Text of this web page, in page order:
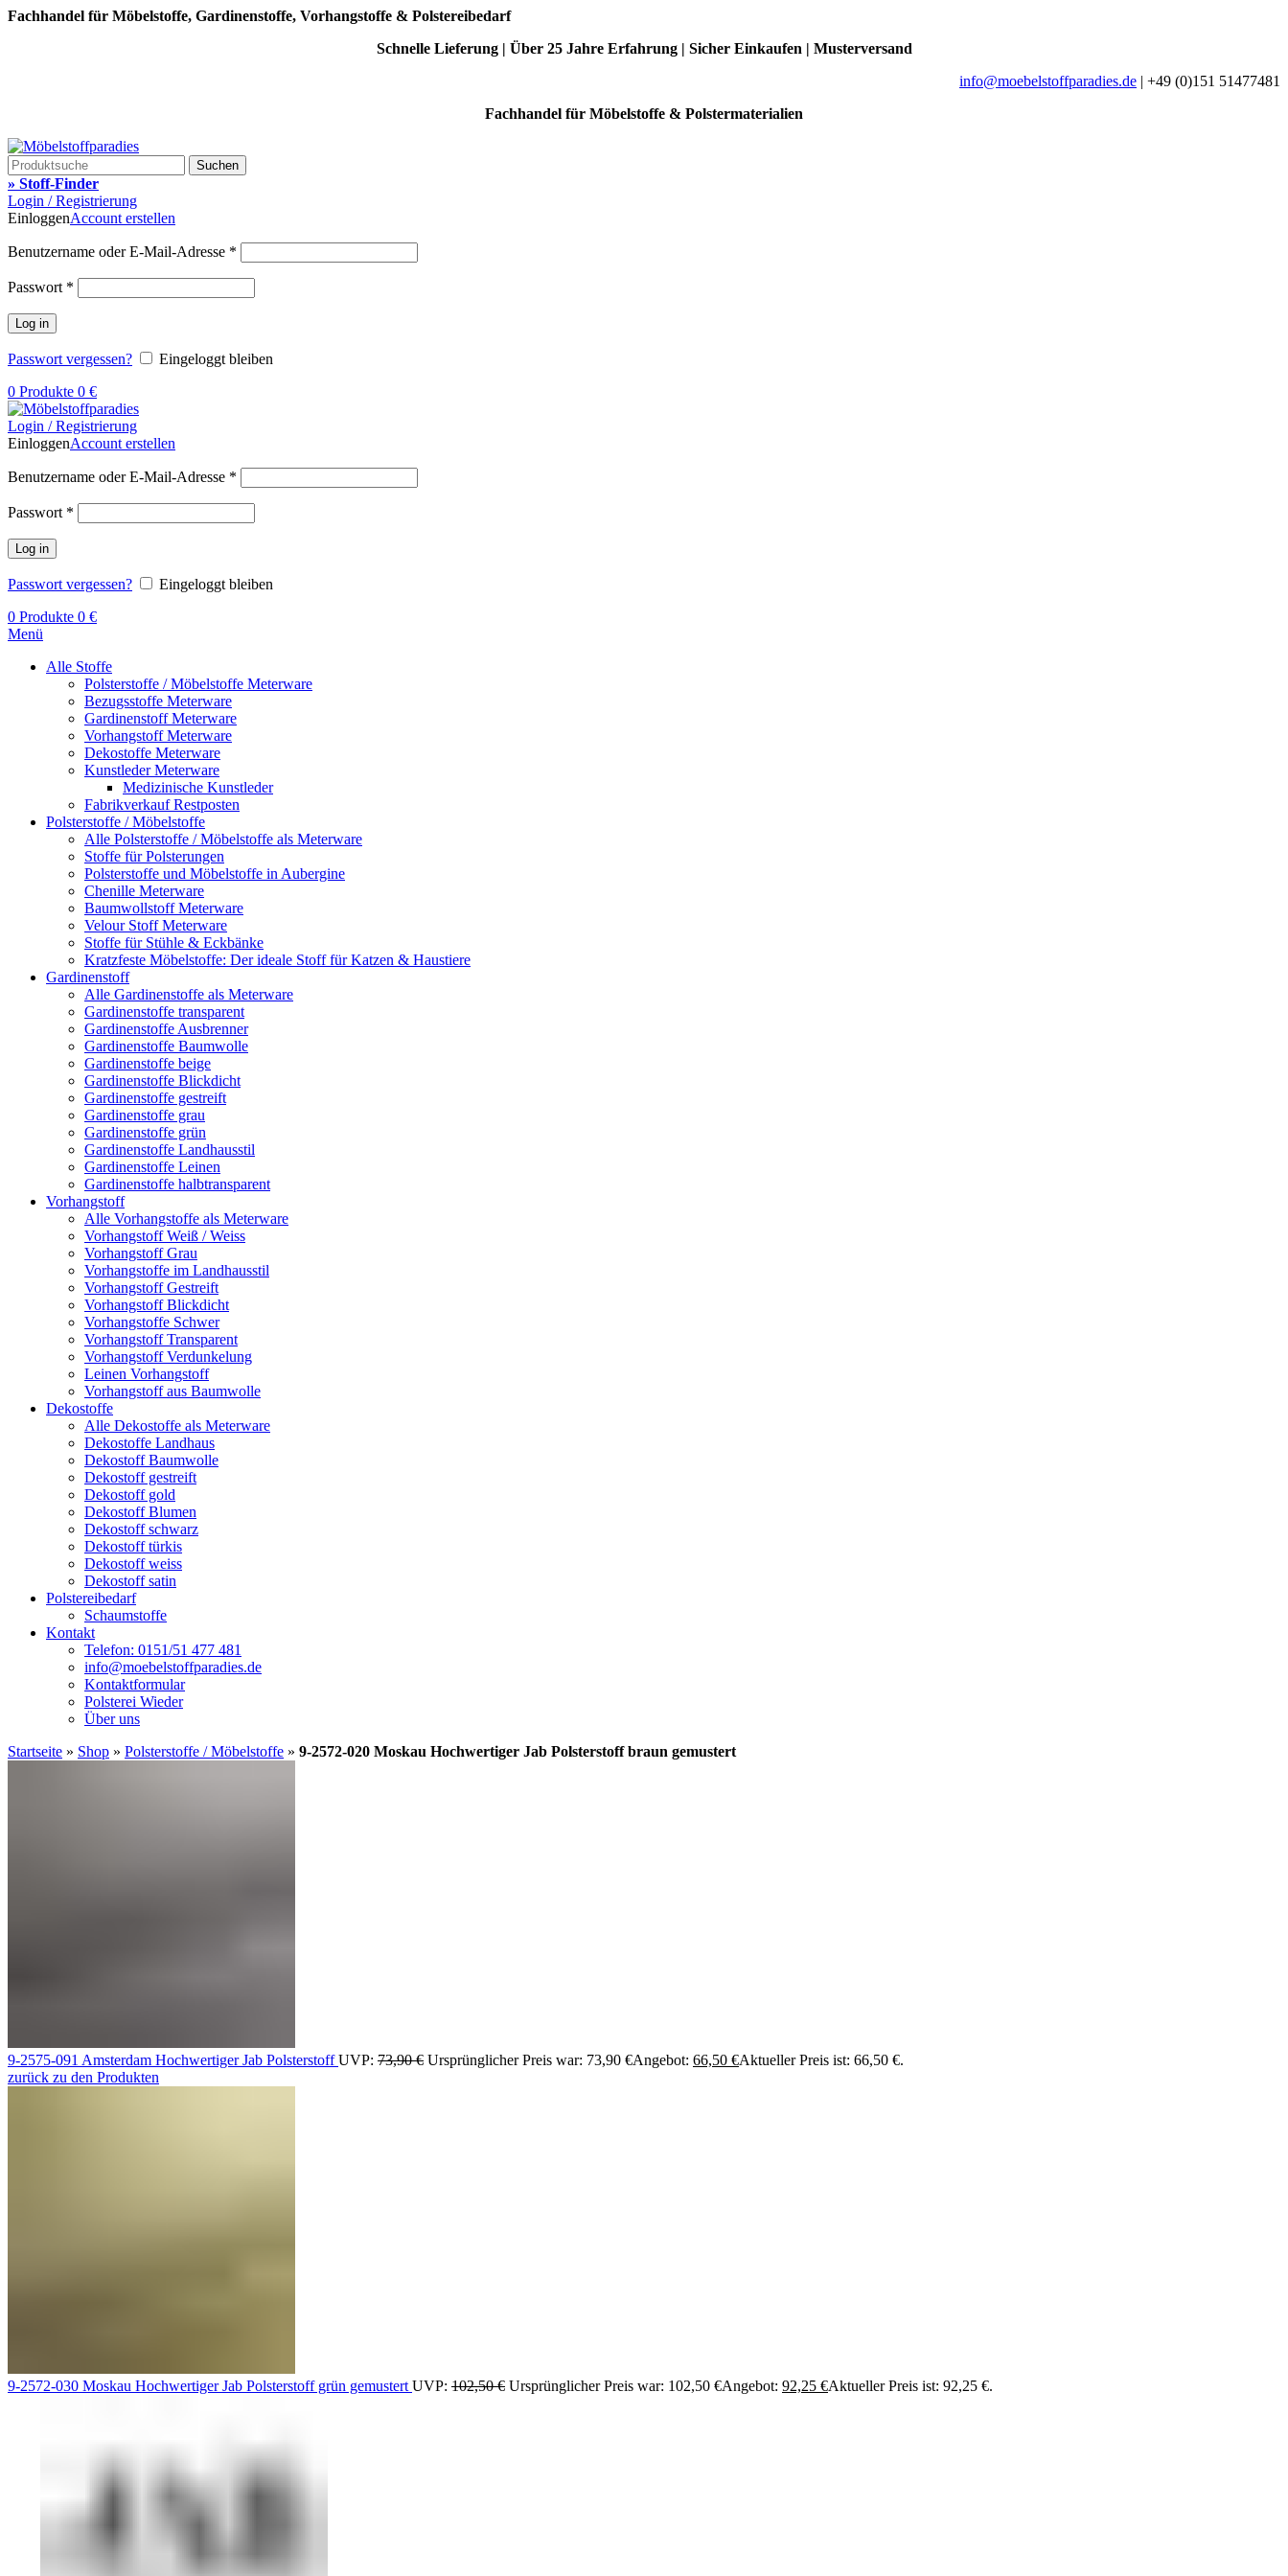
Fachhandel für Möbelstoffe, Gardinenstoffe, Vorhangstoffe & Polstereibedarf
Schnelle Lieferung | Über 25 Jahre Erfahrung | Sicher Einkaufen | Musterversand
info@moebelstoffparadies.de | +49 (0)151 51477481
Fachhandel für Möbelstoffe & Polstermaterialien
Suchen
» Stoff-Finder
Login / Registrierung
EinloggenAccount erstellen
Benutzername oder E-Mail-Adresse *
Passwort *
Log in
Passwort vergessen?
Eingeloggt bleiben
0 Produkte 0 €
Login / Registrierung
EinloggenAccount erstellen
Benutzername oder E-Mail-Adresse *
Passwort *
Log in
Passwort vergessen?
Eingeloggt bleiben
0 Produkte 0 €
Menü
Alle Stoffe
Polsterstoffe / Möbelstoffe Meterware
Bezugsstoffe Meterware
Gardinenstoff Meterware
Vorhangstoff Meterware
Dekostoffe Meterware
Kunstleder Meterware
Medizinische Kunstleder
Fabrikverkauf Restposten
Polsterstoffe / Möbelstoffe
Alle Polsterstoffe / Möbelstoffe als Meterware
Stoffe für Polsterungen
Polsterstoffe und Möbelstoffe in Aubergine
Chenille Meterware
Baumwollstoff Meterware
Velour Stoff Meterware
Stoffe für Stühle & Eckbänke
Kratzfeste Möbelstoffe: Der ideale Stoff für Katzen & Haustiere
Gardinenstoff
Alle Gardinenstoffe als Meterware
Gardinenstoffe transparent
Gardinenstoffe Ausbrenner
Gardinenstoffe Baumwolle
Gardinenstoffe beige
Gardinenstoffe Blickdicht
Gardinenstoffe gestreift
Gardinenstoffe grau
Gardinenstoffe grün
Gardinenstoffe Landhausstil
Gardinenstoffe Leinen
Gardinenstoffe halbtransparent
Vorhangstoff
Alle Vorhangstoffe als Meterware
Vorhangstoff Weiß / Weiss
Vorhangstoff Grau
Vorhangstoffe im Landhausstil
Vorhangstoff Gestreift
Vorhangstoff Blickdicht
Vorhangstoffe Schwer
Vorhangstoff Transparent
Vorhangstoff Verdunkelung
Leinen Vorhangstoff
Vorhangstoff aus Baumwolle
Dekostoffe
Alle Dekostoffe als Meterware
Dekostoffe Landhaus
Dekostoff Baumwolle
Dekostoff gestreift
Dekostoff gold
Dekostoff Blumen
Dekostoff schwarz
Dekostoff türkis
Dekostoff weiss
Dekostoff satin
Polstereibedarf
Schaumstoffe
Kontakt
Telefon: 0151/51 477 481
info@moebelstoffparadies.de
Kontaktformular
Polsterei Wieder
Über uns
Startseite » Shop » Polsterstoffe / Möbelstoffe » 9-2572-020 Moskau Hochwertiger Jab Polsterstoff braun gemustert
9-2575-091 Amsterdam Hochwertiger Jab PolsterstoffUVP: 73,90€ Ursprünglicher Preis war: 73,90 €Angebot: 66,50 €Aktueller Preis ist: 66,50 €.
zurück zu den Produkten
9-2572-030 Moskau Hochwertiger Jab Polsterstoff grün gemustert UVP: 102,50€ Ursprünglicher Preis war: 102,50 €Angebot: 92,25 €Aktueller Preis ist: 92,25 €.